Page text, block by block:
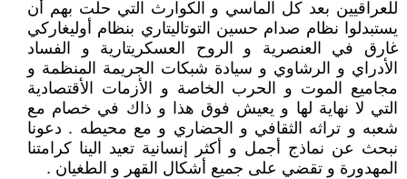
للعراقيين بعد كل المآسي و الكوارث التي حلت بهم أن
يستبدلوا نظام صدام حسين التوتاليتاري بنظام أوليغاركي
غارق في العنصرية و الروح العسكريتارية و الفساد
الأدراي و الرشاوي و سيادة شبكات الجريمة المنظمة و
مجاميع الموت و الحرب الخاصة و الأزمات الأقتصادية
التي لا نهاية لها و يعيش فوق هذا و ذاك في خصام مع
شعبه و تراثه الثقافي و الحضاري و مع محيطه . دعونا
نبحث عن نماذج أجمل و أكثر إنسانية تعيد الينا كرامتنا
المهدورة و تقضي على جميع أشكال القهر و الطغيان .